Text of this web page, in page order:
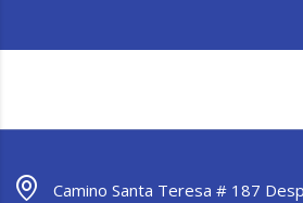
Camino Santa Teresa # 187